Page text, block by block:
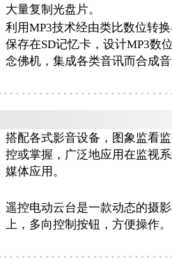
大量复制光盘片。
利用MP3技术经由类比数位转
保存在SD记忆卡，设计MP3数
念佛机，集成各类音讯而合成
搭配各式影音设备，图象监看
控或掌握，广泛地应用在监视
媒体应用。
遥控电动云台是一款动态的摄
上，多向控制按钮，方便操作。